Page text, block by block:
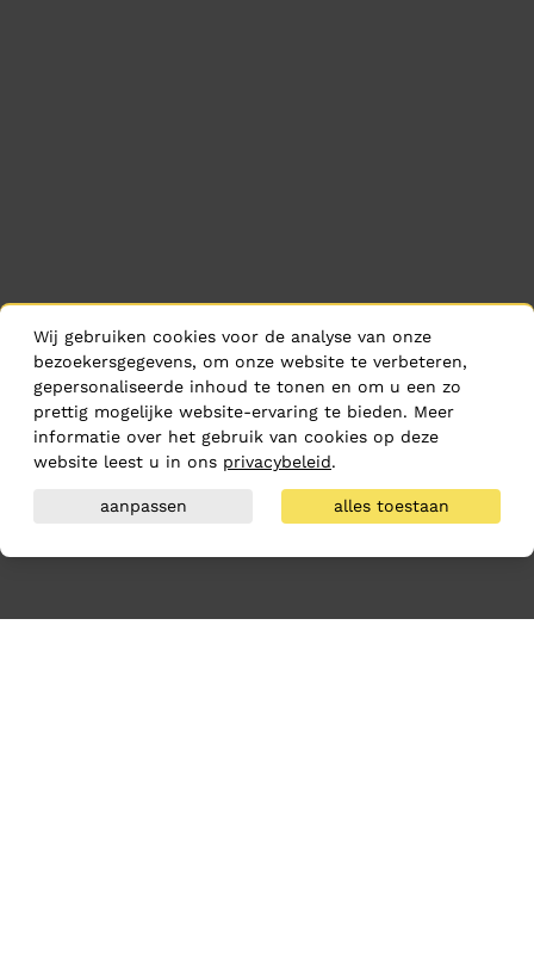
Wij gebruiken cookies voor de analyse van onze
bezoekersgegevens, om onze website te verbeteren,
gepersonaliseerde inhoud te tonen en om u een zo
prettig mogelijke website-ervaring te bieden. Meer
informatie over het gebruik van cookies op deze
website leest u in ons privacybeleid.
aanpassen alles toestaan